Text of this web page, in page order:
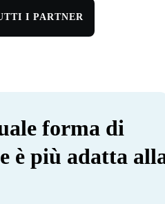
I PARTNER
forma di
è più adatta